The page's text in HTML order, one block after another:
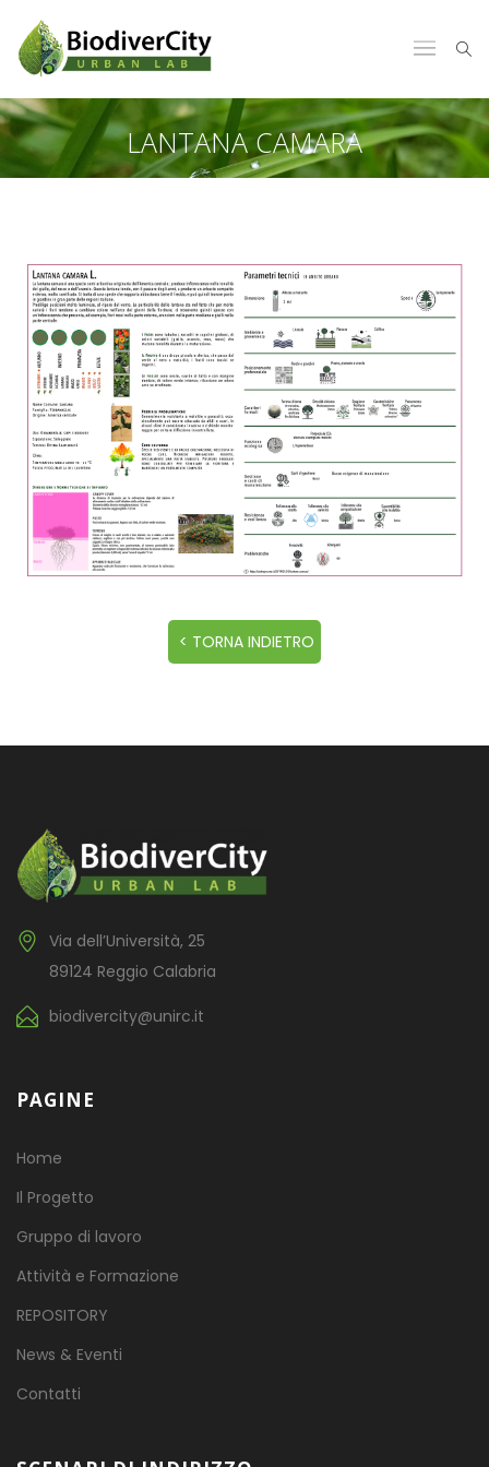
LANTANA CAMARA
Via dell’Università, 25
89124 Reggio Calabria
biodivercity@unirc.it
PAGINE
Home
Il Progetto
Gruppo di lavoro
Attività e Formazione
REPOSITORY
News & Eventi
Contatti